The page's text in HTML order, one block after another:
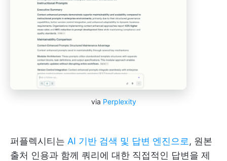
via Perplexity
퍼플렉시티는 AI 기반 검색 및 답변 엔진으로 , 원본
출처 인용과 함께 쿼리에 대한 직접적인 답변을 제